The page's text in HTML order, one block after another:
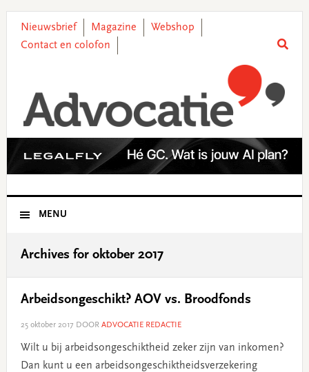
primary
main
primary
footer
Nieuwsbrief Magazine
Webshop
Contact en colofon
MENU
Archives for oktober 2017
Arbeidsongeschikt? AOV vs. Broodfonds
25 oktober 2017 DOOR ADVOCATIE REDACTIE
Wilt u bij arbeidsongeschiktheid zeker zijn van inkomen?
Dan kunt u een arbeidsongeschiktheidsverzekering